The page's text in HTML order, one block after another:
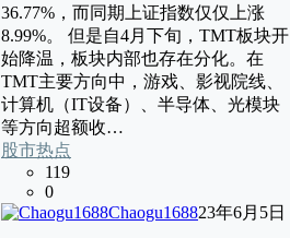
36.77%，而同期上证指数仅仅上涨
8.99%。 但是自4月下旬，TMT板块开
始降温，板块内部也存在分化。在
TMT主要方向中，游戏、影视院线、
计算机（IT设备）、半导体、光模块
等方向超额收…
股市热点
119
0
Chaogu168823年6月5日